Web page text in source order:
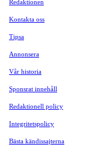
Redaktionen
Kontakta oss
Tipsa
Annonsera
Vår historia
Sponsrat innehåll
Redaktionell policy
Integritetspolicy
Bästa kändissajterna